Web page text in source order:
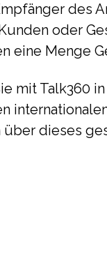
des
oder
eine Menge
mit Talk360
dieses